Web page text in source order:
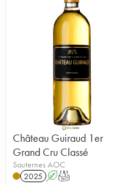
Château Guiraud 1er
Grand Cru Classé
Sauternes AOC
2025 AT